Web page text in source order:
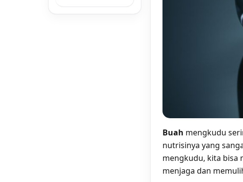
Buah mengkudu
nutrisinya yang
mengkudu, kita bisa
menjaga dan